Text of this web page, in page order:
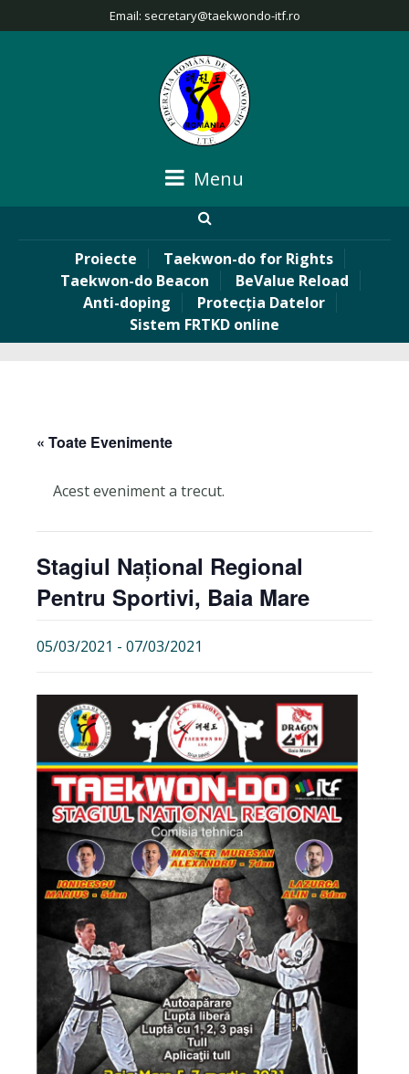
Email: secretary@taekwondo-itf.ro
Menu
Proiecte
Taekwon-do for Rights
Taekwon-do Beacon
BeValue Reload
Anti-doping
Protecția Datelor
Sistem FRTKD online
« Toate Evenimente
Acest eveniment a trecut.
Stagiul Național Regional
Pentru Sportivi, Baia Mare
05/03/2021 - 07/03/2021